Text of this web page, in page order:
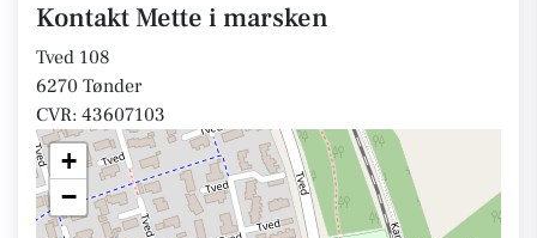
Kontakt Mette i marsken
Tved 108
6270 Tønder
CVR: 43607103
+
−